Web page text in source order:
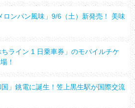
ロンパン風味」9/6（土）新発売！ 美味
ちライン 1 日乗車券」のモバイルチケ
！
国」銚電に誕生！笠上黒生駅が国際交流